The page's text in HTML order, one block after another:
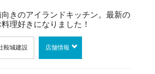
向きのアイランドキッチン。最新の
理好きになりました！
鞍城建設 店舗情報